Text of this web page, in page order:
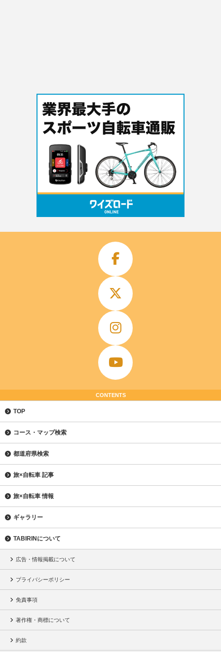
CONTENTS
TOP
コース・マップ検索
都道府県検索
旅×自転車 記事
旅×自転車 情報
ギャラリー
TABIRINについて
広告・情報掲載について
プライバシーポリシー
免責事項
著作権・商標について
約款